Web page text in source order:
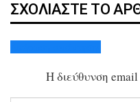
ΣΧΟΛΙΆΣΤΕ ΤΟ
Η διεύθυνση